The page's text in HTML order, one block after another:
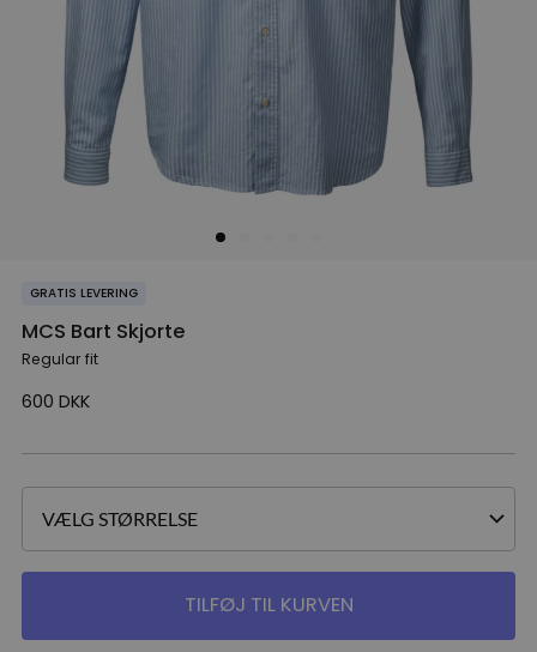
GRATIS LEVERING
MCS Bart Skjorte
Regular fit
600 DKK
TILFØJ TIL KURVEN